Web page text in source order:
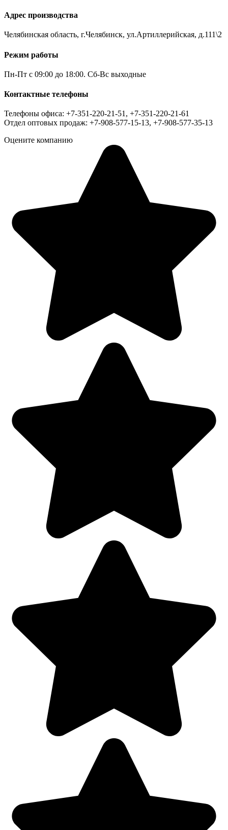
Адрес производства
Челябинская область, г.Челябинск, ул.Артиллерийская, д.111\2
Режим работы
Пн-Пт с 09:00 до 18:00. Сб-Вс выходные
Контактные телефоны
Телефоны офиса: +7-351-220-21-51, +7-351-220-21-61
Отдел оптовых продаж: +7-908-577-15-13, +7-908-577-35-13
Оцените компанию